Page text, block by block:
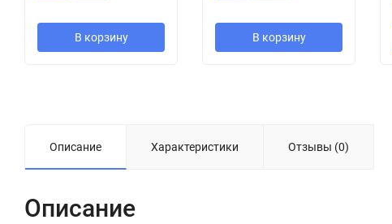
В корзину В корзину
Описание Характеристики Отзывы (0)
Описание